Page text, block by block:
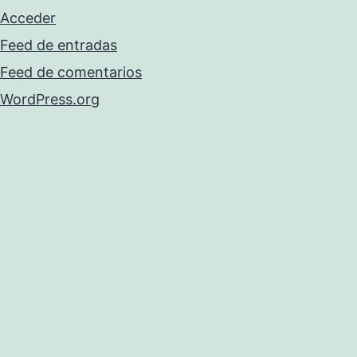
Acceder
Feed de entradas
Feed de comentarios
WordPress.org